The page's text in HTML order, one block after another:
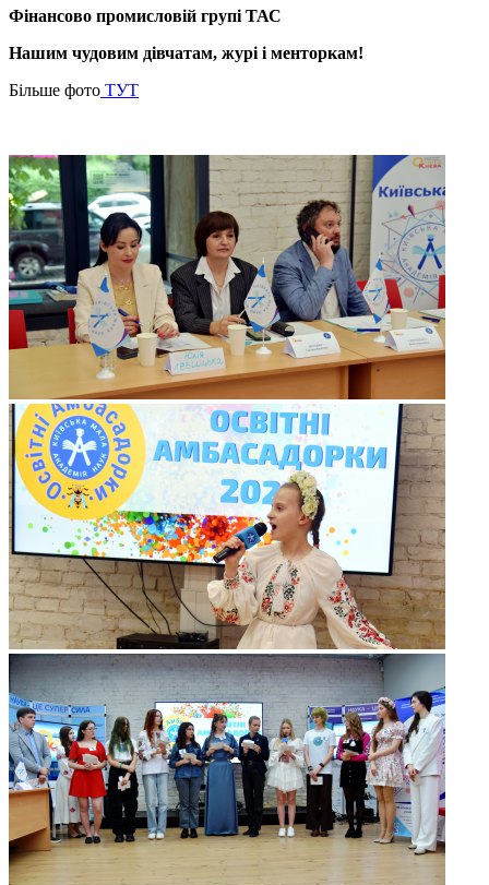
Фінансово промисловій групі ТАС
Нашим чудовим дівчатам, журі і менторкам!
Більше фото ТУТ